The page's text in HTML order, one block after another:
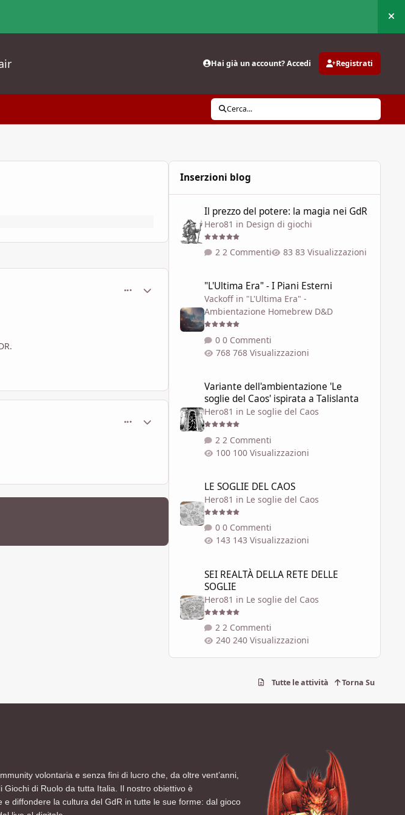
Hai già un account? Accedi Registrati
Cerca...
Statistiche Autore
comment_579278
Statistiche Autore
Inserzioni blog
Il prezzo del potere: la magia nei GdR
Hero81 in Design di giochi
2 Commenti 83 Visualizzazioni
"L'Ultima Era" - I Piani Esterni
Vackoffin "L'Ultima Era" -
Ambientazione Homebrew D&D
0 Commenti
768 Visualizzazioni
Variante dell'ambientazione 'Le
soglie del Caos' ispirata a Talislanta
Hero81 in Le soglie del Caos
2 Commenti
100 Visualizzazioni
LE SOGLIE DEL CAOS
Hero81 in Le soglie del Caos
0 Commenti
143 Visualizzazioni
SEI REALTÀ DELLA RETE DELLE
SOGLIE
Hero81 in Le soglie del Caos
2 Commenti
240 Visualizzazioni
Tutte le attività Torna Su
volontaria e senza fini di lucro che, da oltre vent’anni,
Giochi di Ruolo da tutta Italia. Il nostro obiettivo è
e diffondere la cultura del GdR in tutte le sue forme: dal gioco